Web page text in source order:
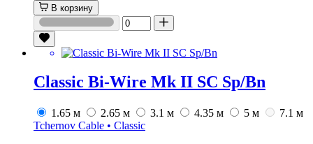
В корзину
Classic Bi-Wire Mk II SC Sp/Bn
1.65 м 2.65 м 3.1 м 4.35 м 5 м
7.1 м
Tchernov Cable • Classic